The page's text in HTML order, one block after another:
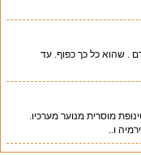
שהוא כל כך כפוף. עד
מוסרית מנוער מערכיו.
ו..